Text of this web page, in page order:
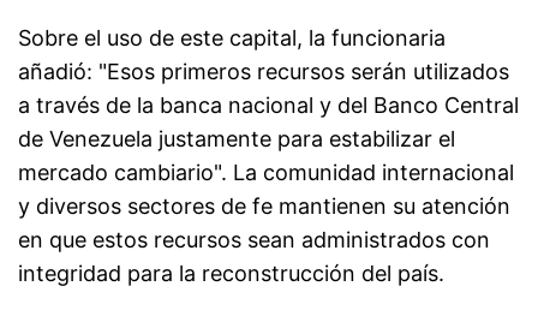
Sobre el uso de este capital, la funcionaria
añadió: "Esos primeros recursos serán utilizados
a través de la banca nacional y del Banco Central
de Venezuela justamente para estabilizar el
mercado cambiario". La comunidad internacional
y diversos sectores de fe mantienen su atención
en que estos recursos sean administrados con
integridad para la reconstrucción del país.